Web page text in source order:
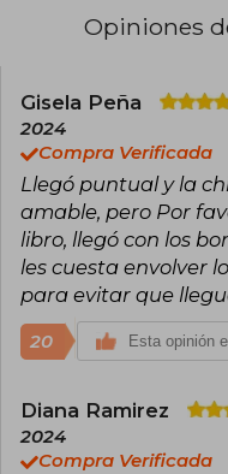
Times.
novela
las sagas
Hadas y
siempre.
dominando
publicación.
Opiniones
Gisela Peña
2024
Compra Verificada
Llegó puntual y la
amable, pero Por
libro, llegó con los
les cuesta envolver
para evitar que
20 Esta opinión
Diana Ramirez
2024
Compra Verificada